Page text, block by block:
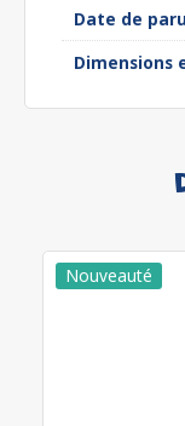
Date de
Dimensions